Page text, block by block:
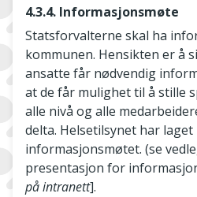
4.3.4. Informasjonsmøte
Statsforvalterne skal ha
kommunen. Hensikten er å
ansatte får nødvendig
at de får mulighet til å stille
alle nivå og alle
delta. Helsetilsynet har
informasjonsmøtet. (se
presentasjon for
på intranett].